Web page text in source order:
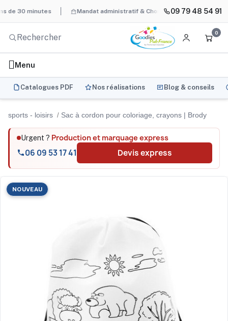
Mandat administratif & Chorus Pro BAT
09 79 48 54 91
0
Menu
Catalogues PDF Nos réalisations Blog & conseils
sports - loisirs Sac à cordon pour coloriage, crayons | Brody
Urgent ? Production et marquage express
06 09 53 17 41 Devis express
NOUVEAU